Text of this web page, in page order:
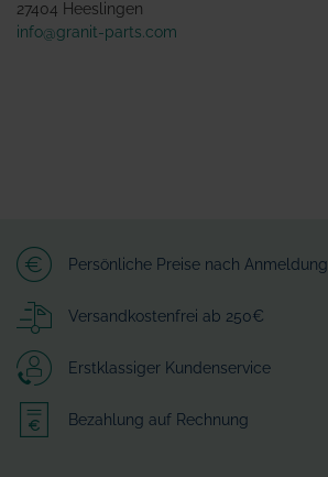
27404 Heeslingen
info@granit-parts.com
Persönliche Preise nach Anmeldung
Versandkostenfrei ab 250€
Erstklassiger Kundenservice
Bezahlung auf Rechnung